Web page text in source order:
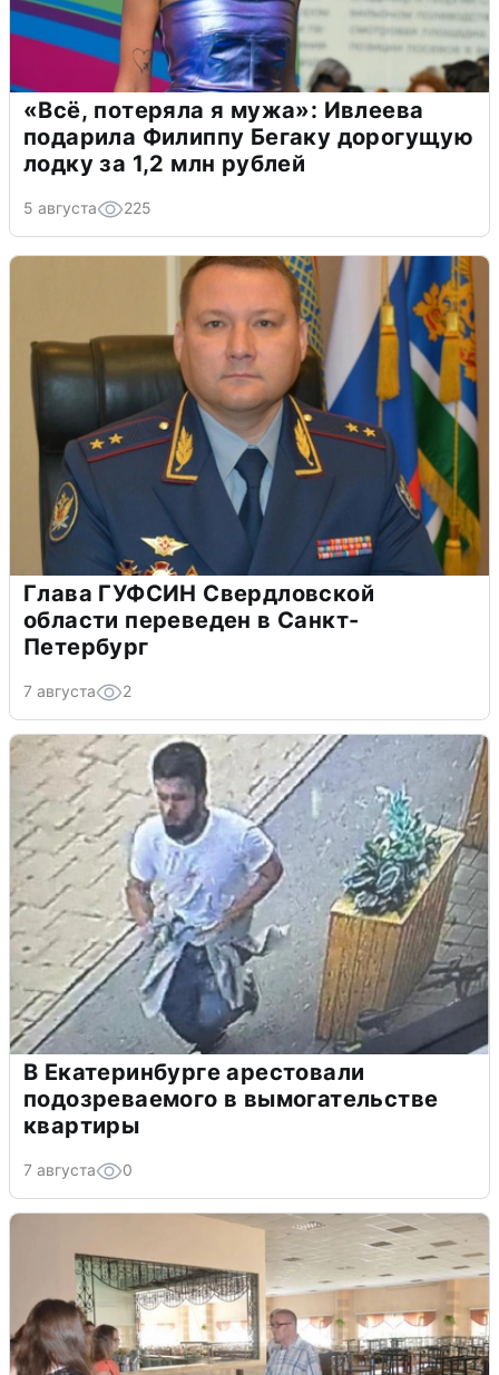
«Всё, потеряла я мужа»: Ивлеева
подарила Филиппу Бегаку дорогущую
лодку за 1,2 млн рублей
5 августа 225
Глава ГУФСИН Свердловской
области переведен в Санкт-
Петербург
7 августа 2
В Екатеринбурге арестовали
подозреваемого в вымогательстве
квартиры
7 августа 0